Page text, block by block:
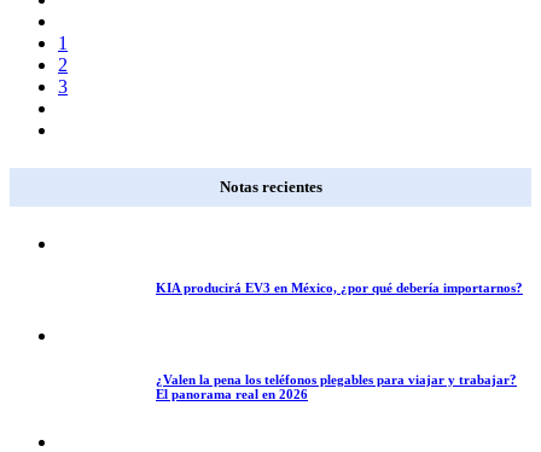
1
2
3
Notas recientes
KIA producirá EV3 en México, ¿por qué debería importarnos?
¿Valen la pena los teléfonos plegables para viajar y trabajar?
El panorama real en 2026